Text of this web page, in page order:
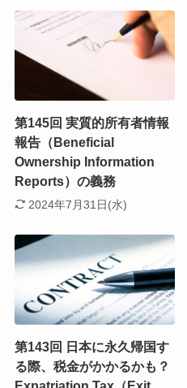
第145回 実質的所有者情報
報告（Beneficial
Ownership Information
Reports）の義務
2024年7月31日(水)
第143回 日本に永久帰国す
る際、税金がかかるかも？